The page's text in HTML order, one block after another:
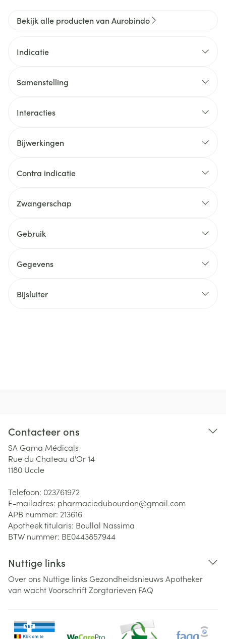
Bekijk alle producten van Aurobindo
Indicatie
Samenstelling
Interacties
Bijwerkingen
Contra indicatie
Zwangerschap
Gebruik
Gegevens
Bijsluiter
Contacteer ons
SA Gama Médicals
Rue du Chateau d'Or 14
1180 Uccle
Telefoon: 023761972
E-mailadres: pharmaciedubourdon@gmail.com
APB nummer: 213616
Apotheek titularis: Boullal Nassima
BTW nummer: BE0443857944
Nuttige links
Over ons Nuttige links Gezondheidsnieuws Apotheker
van wachtVoorschriftZorgtarieven FAQ